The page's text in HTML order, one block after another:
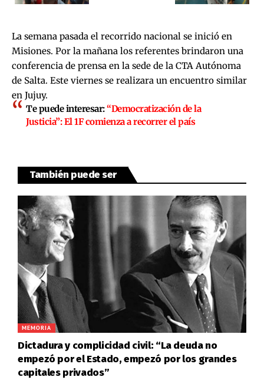
La semana pasada el recorrido nacional se inició en
Misiones. Por la mañana los referentes brindaron una
conferencia de prensa en la sede de la CTA Autónoma
de Salta. Este viernes se realizara un encuentro similar
en Jujuy.
Te puede interesar:“Democratización de la
Justicia”: El 1F comienza a recorrer el país
También puede ser
MEMORIA
Dictadura y complicidad civil: “La deuda no
empezó por el Estado, empezó por los grandes
capitales privados”